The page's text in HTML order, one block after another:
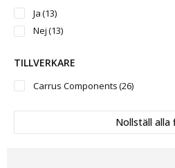
1280 mm
1380 mm
1680 mm(2)
Ja(13)
Nej(13)
TILLVERKARE
Carrus Components(26)
Nollställ alla